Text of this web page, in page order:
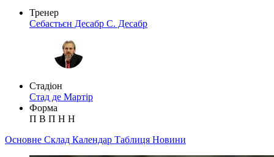
Тренер
Себастьєн Десабр С. Десабр
Стадіон
Стад де Мартір
Форма
П В П Н Н
Основне Склад Календар Таблиця Новини